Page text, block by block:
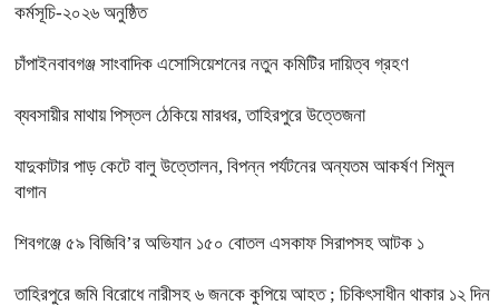
কর্মসূচি-২০২৬ অনুষ্ঠিত
চাঁপাইনবাবগঞ্জ সাংবাদিক এসোসিয়েশনের নতুন কমিটির দায়িত্ব গ্রহণ
ব্যবসায়ীর মাথায় পিস্তল ঠেকিয়ে মারধর, তাহিরপুরে উত্তেজনা
যাদুকাটার পাড় কেটে বালু উত্তোলন, বিপন্ন পর্যটনের অন্যতম আকর্ষণ শিমুল
বাগান
শিবগঞ্জে ৫৯ বিজিবি’র অভিযান ১৫০ বোতল এসকাফ সিরাপসহ আটক ১
তাহিরপুরে জমি বিরোধে নারীসহ ৬ জনকে কুপিয়ে আহত ; চিকিৎসাধীন থাকার ১২ দিন